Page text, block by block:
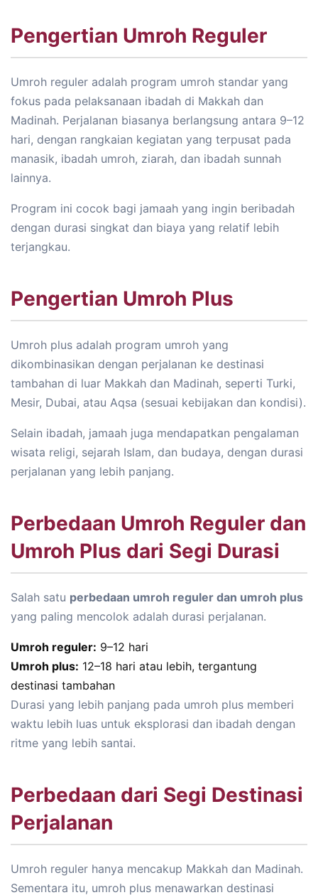
Pengertian Umroh Reguler
Umroh reguler adalah program umroh standar yang
fokus pada pelaksanaan ibadah di Makkah dan
Madinah. Perjalanan biasanya berlangsung antara 9–12
hari, dengan rangkaian kegiatan yang terpusat pada
manasik, ibadah umroh, ziarah, dan ibadah sunnah
lainnya.
Program ini cocok bagi jamaah yang ingin beribadah
dengan durasi singkat dan biaya yang relatif lebih
terjangkau.
Pengertian Umroh Plus
Umroh plus adalah program umroh yang
dikombinasikan dengan perjalanan ke destinasi
tambahan di luar Makkah dan Madinah, seperti Turki,
Mesir, Dubai, atau Aqsa (sesuai kebijakan dan kondisi).
Selain ibadah, jamaah juga mendapatkan pengalaman
wisata religi, sejarah Islam, dan budaya, dengan durasi
perjalanan yang lebih panjang.
Perbedaan Umroh Reguler dan
Umroh Plus dari Segi Durasi
Salah satu perbedaan umroh reguler dan umroh plus
yang paling mencolok adalah durasi perjalanan.
Umroh reguler: 9–12 hari
Umroh plus: 12–18 hari atau lebih, tergantung
destinasi tambahan
Durasi yang lebih panjang pada umroh plus memberi
waktu lebih luas untuk eksplorasi dan ibadah dengan
ritme yang lebih santai.
Perbedaan dari Segi Destinasi
Perjalanan
Umroh reguler hanya mencakup Makkah dan Madinah.
Sementara itu, umroh plus menawarkan destinasi